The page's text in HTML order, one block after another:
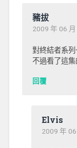
豬拔
2009 年 06
對終結者系
不過看了這
回覆
Elvis
2009 年